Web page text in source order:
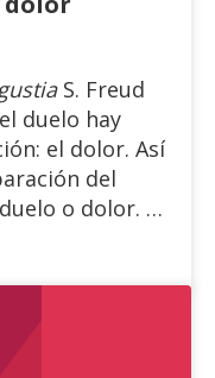
S. Freud
duelo hay
el dolor. Así
del
o dolor.
perdido y
pérdida